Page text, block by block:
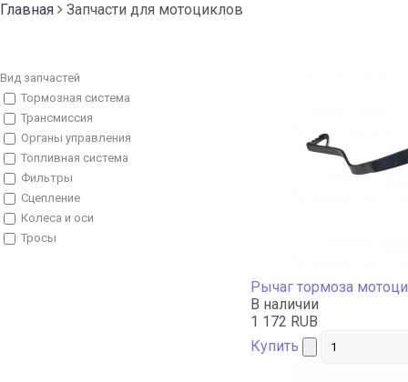
Главная Запчасти для мотоциклов
Вид запчастей
Тормозная система
Трансмиссия
Органы управления
Топливная система
Фильтры
Сцепление
Колеса и оси
Тросы
Рычаг тормоза
В наличии
1 172 RUB
Купить